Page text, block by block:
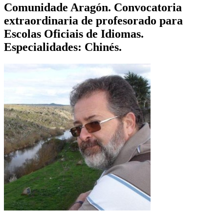
Comunidade Aragón. Convocatoria
extraordinaria de profesorado para
Escolas Oficiais de Idiomas.
Especialidades: Chinés.